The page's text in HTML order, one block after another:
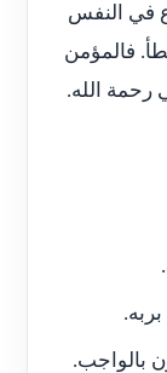
في النفس
فالمؤمن
رحمة الله.
بالواجب.